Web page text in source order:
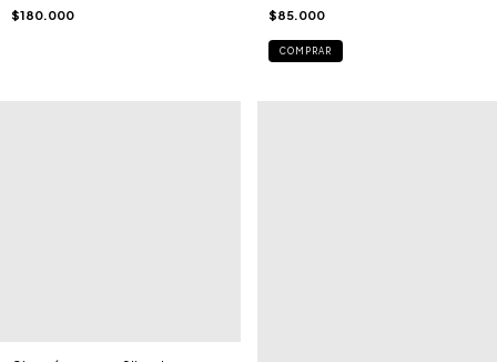
$180.000 $85.000
COMPRAR